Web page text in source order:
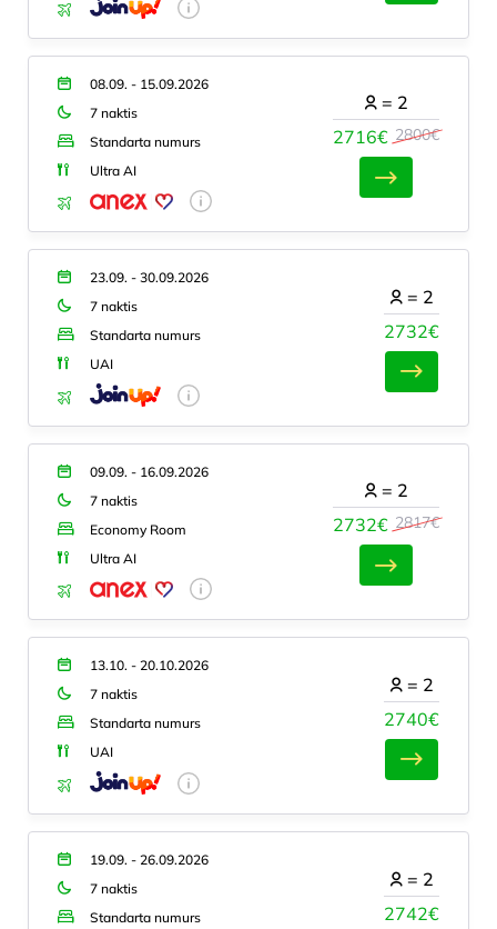
08.09. - 15.09.2026
7 naktis
Standarta numurs
Ultra AI
2716€ 2800€
= 2
23.09. - 30.09.2026
7 naktis
Standarta numurs
UAI
2732€
= 2
09.09. - 16.09.2026
7 naktis
Economy Room
Ultra AI
2732€ 2817€
= 2
13.10. - 20.10.2026
7 naktis
Standarta numurs
UAI
2740€
= 2
19.09. - 26.09.2026
7 naktis
Standarta numurs
2742€
= 2